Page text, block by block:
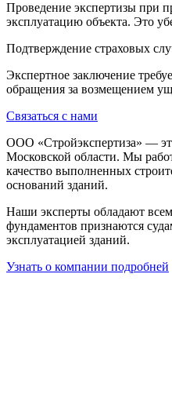
Проведение экспертизы при
эксплуатацию объекта. Это
Подтверждение страховых
Экспертное заключение
обращения за возмещением
Связаться с нами
ООО «Стройэкспертиза» —
Московской области. Мы
качество выполненных
оснований зданий.
Наши эксперты обладают
фундаментов признаются
эксплуатацией зданий.
Узнать о компании подробней